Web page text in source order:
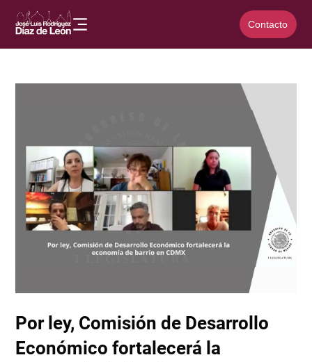
Contacto
Por ley, Comisión de Desarrollo
Económico fortalecerá la